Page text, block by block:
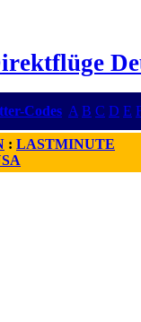
Codes A B C D E
: LASTMINUTE